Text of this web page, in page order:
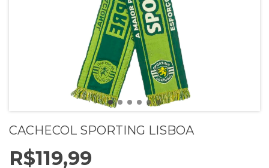
CACHECOL SPORTING LISBOA
R$119,99